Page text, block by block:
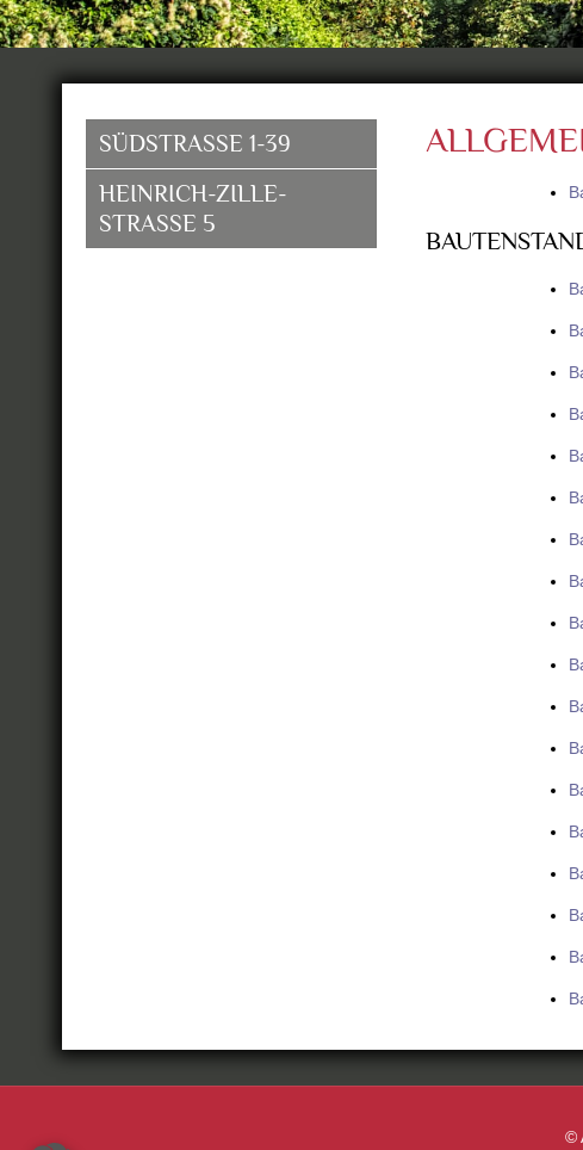
SÜDSTRASSE 1-39
ÜBERBLICK
KARTE | LAGE
HEINRICH-ZILLE-
STRASSE 5
©